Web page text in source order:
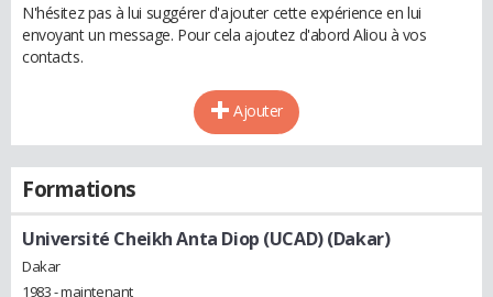
N'hésitez pas à lui suggérer d'ajouter cette expérience en lui
envoyant un message. Pour cela ajoutez d'abord Aliou à vos
contacts.
Ajouter
Formations
Université Cheikh Anta Diop (UCAD) (Dakar)
Dakar
1983 - maintenant